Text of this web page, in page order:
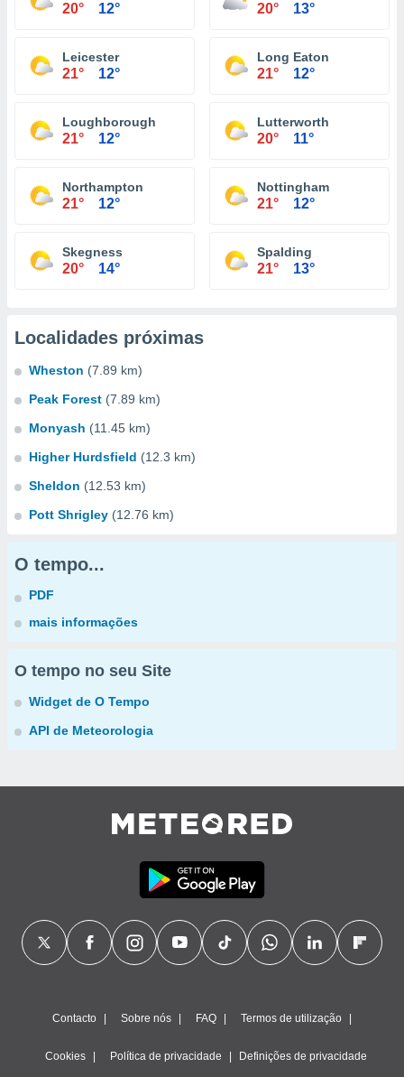
20° 12° 20° 13°
Leicester
21° 12°
Long Eaton
21° 12°
Loughborough
21° 12°
Lutterworth
20° 11°
Northampton
21° 12°
Nottingham
21° 12°
Skegness
20° 14°
Spalding
21° 13°
Localidades próximas
Wheston (7.89 km)
Peak Forest (7.89 km)
Monyash (11.45 km)
Higher Hurdsfield (12.3 km)
Sheldon (12.53 km)
Pott Shrigley (12.76 km)
O tempo...
PDF
mais informações
O tempo no seu Site
Widget de O Tempo
API de Meteorologia
Contacto Sobre nós FAQ Termos de utilização
Cookies Política de privacidade Definições de privacidade